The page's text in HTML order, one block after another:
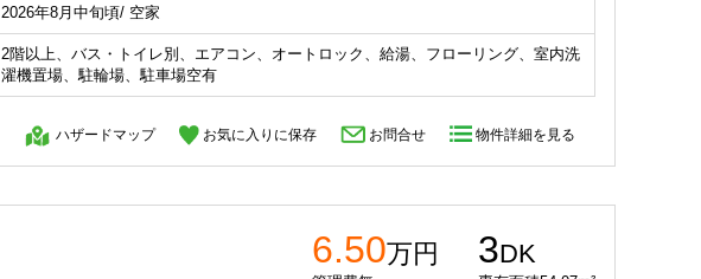
2026年8月中旬頃/ 空家
2階以上、バス・トイレ別、エアコン、オートロック、給湯、フローリング、室内洗
濯機置場、駐輪場、駐車場空有
ハザードマップ お気に入りに保存 お問合せ 物件詳細を見る
6.50万円 3DK